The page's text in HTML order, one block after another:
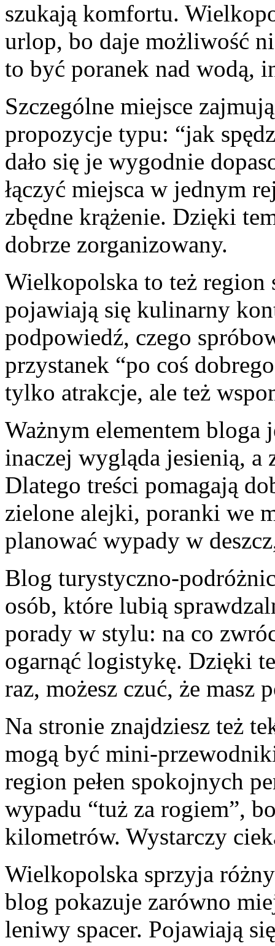
szukają komfortu.
urlop, bo daje możliwość
to być poranek nad wodą,
Szczególne miejsce
propozycje typu: “jak
dało się je wygodnie
łączyć miejsca w jednym
zbędne krążenie. Dzięki
dobrze zorganizowany.
Wielkopolska to też region
pojawiają się kulinarny
podpowiedź, czego
przystanek “po coś
tylko atrakcje, ale też
Ważnym elementem
inaczej wygląda jesienią, a
Dlatego treści pomagają
zielone alejki, poranki we
planować wypady w
Blog turystyczno-
osób, które lubią
porady w stylu: na co
ogarnąć logistykę. Dzięki
raz, możesz czuć, że masz
Na stronie znajdziesz też
mogą być mini-
region pełen spokojnych
wypadu “tuż za rogiem”,
kilometrów. Wystarczy
Wielkopolska sprzyja
blog pokazuje zarówno
leniwy spacer. Pojawiają